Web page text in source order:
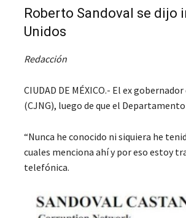
Roberto Sandoval se dijo
Unidos
Redacción
CIUDAD DE MÉXICO.- El ex
(CJNG), luego de que el
“Nunca he conocido ni siquiera he
cuales menciona ahí y por eso estoy
telefónica.